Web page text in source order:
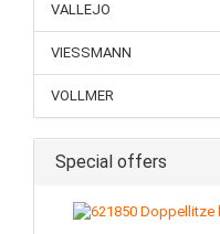
VALLEJO
VIESSMANN
VOLLMER
Special offers